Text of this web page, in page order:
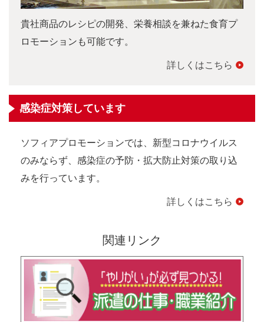
貴社商品のレシピの開発、栄養相談を兼ねた食育プ
ロモーションも可能です。
詳しくはこちら
感染症対策しています
ソフィアプロモーションでは、新型コロナウイルス
のみならず、感染症の予防・拡大防止対策の取り込
みを行っています。
詳しくはこちら
関連リンク